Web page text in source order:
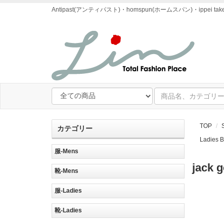
Antipast(アンティパスト)・homspun(ホームスパン)・ippei
TOP
Ladies
jack
カテゴリー
服-Mens
靴-Mens
服-Ladies
靴-Ladies